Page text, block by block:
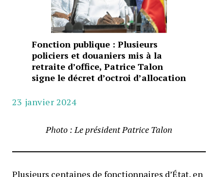
Fonction publique : Plusieurs
policiers et douaniers mis à la
retraite d’office, Patrice Talon
signe le décret d’octroi d’allocation
23 janvier 2024
Photo : Le président Patrice Talon
Plusieurs centaines de fonctionnaires d’État, en